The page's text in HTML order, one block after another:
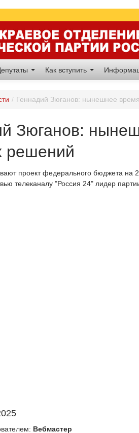
Как вступить
/ Геннадий Зюганов: нынешнее
Зюганов:
решений
проект федерального бюджета на
телеканалу "Россия 24" лидер
Вебмастер